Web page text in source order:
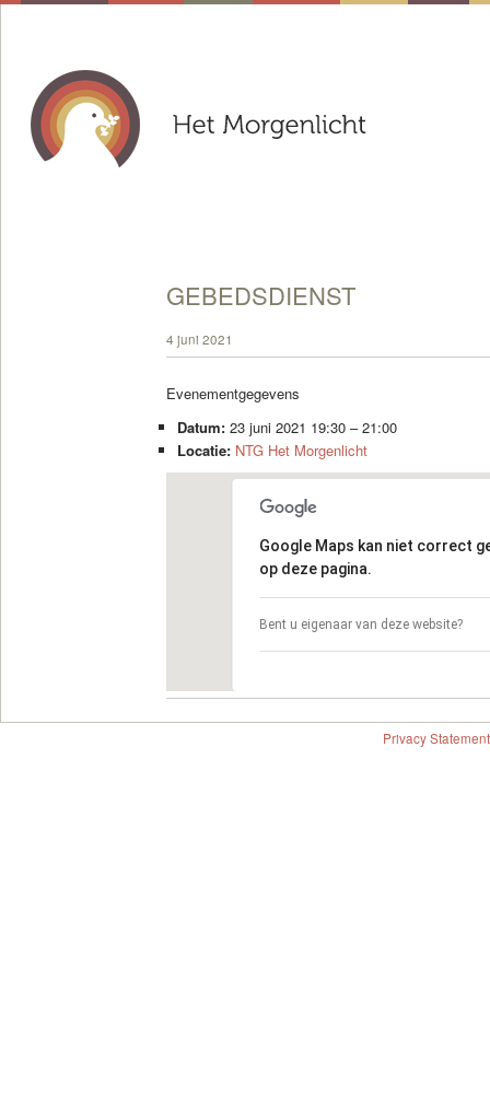
GEBEDSDIENST
4 juni 2021
Evenementgegevens
Datum: 23 juni 2021 19:30–21:00
Locatie: NTG Het Morgenlicht
Google Maps kan niet correct
op deze pagina.
Bent u eigenaar van deze website?
Privacy Statement